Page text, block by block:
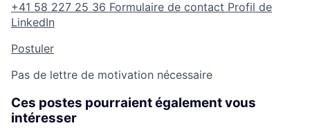
+41 58 227 25 36 Formulaire de contact Profil de
LinkedIn
Postuler
Pas de lettre de motivation nécessaire
Ces postes pourraient également vous
intéresser